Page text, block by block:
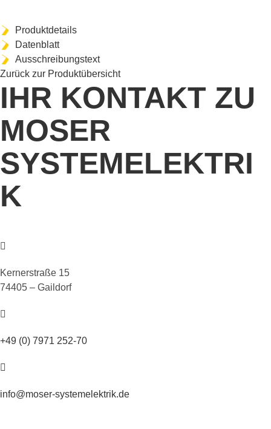
Produktdetails
Datenblatt
Ausschreibungstext
Zurück zur Produktübersicht
IHR KONTAKT ZU
MOSER
SYSTEMELEKTRI
K
Kernerstraße 15
74405 – Gaildorf
+49 (0) 7971 252-70
info@moser-systemelektrik.de